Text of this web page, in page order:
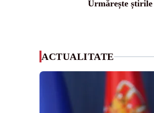
Urmărește
ACTUALITATE